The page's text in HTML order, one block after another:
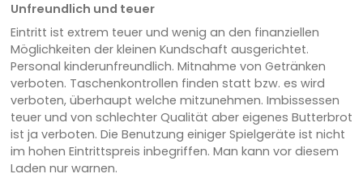
Unfreundlich und teuer
Eintritt ist extrem teuer und wenig an den finanziellen
Möglichkeiten der kleinen Kundschaft ausgerichtet.
Personal kinderunfreundlich. Mitnahme von Getränken
verboten. Taschenkontrollen finden statt bzw. es wird
verboten, überhaupt welche mitzunehmen. Imbissessen
teuer und von schlechter Qualität aber eigenes Butterbrot
ist ja verboten. Die Benutzung einiger Spielgeräte ist nicht
im hohen Eintrittspreis inbegriffen. Man kann vor diesem
Laden nur warnen.